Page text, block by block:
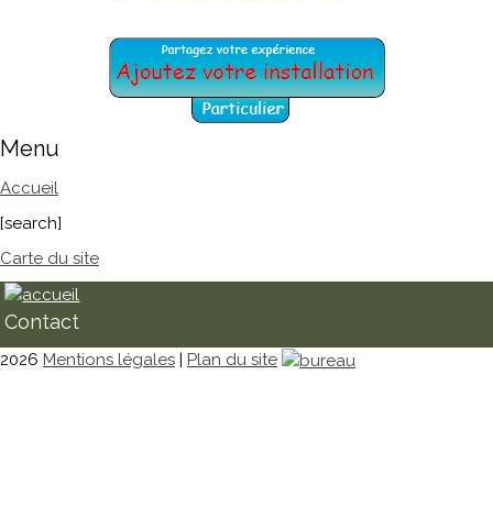
Menu
Accueil
[search]
Carte du site
Contact
2026 Mentions légales | Plan du site